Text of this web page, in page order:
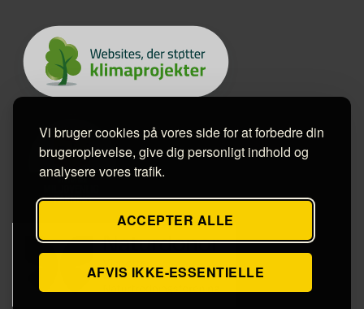
Vi bruger cookies på vores side for at forbedre din
brugeroplevelse, give dig personligt indhold og
analysere vores trafik.
ACCEPTER ALLE
AFVIS IKKE-ESSENTIELLE